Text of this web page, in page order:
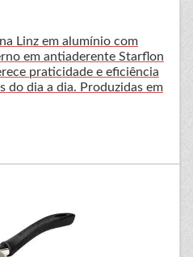
Linz em alumínio com
em antiaderente Starflon
praticidade e eficiência
do dia a dia. Produzidas em